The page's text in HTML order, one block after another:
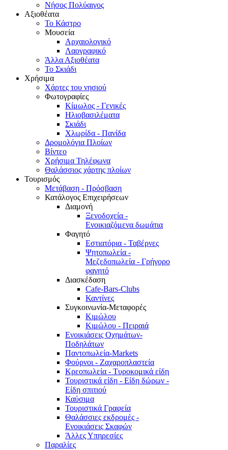
Νήσος Πολύαιγος
Αξιοθέατα
Το Κάστρο
Μουσεία
Αρχαιολογικό
Λαογραφικό
Άλλα Αξιοθέατα
Το Σκιάδι
Χρήσιμα
Χάρτες του νησιού
Φωτογραφίες
Κίμωλος - Γενικές
Ηλιοβασιλέματα
Σκιάδι
Χλωρίδα - Πανίδα
Δρομολόγια Πλοίων
Βίντεο
Χρήσιμα Τηλέφωνα
Θαλάσσιος χάρτης πλοίων
Τουρισμός
Μετάβαση - Πρόσβαση
Κατάλογος Επιχειρήσεων
Διαμονή
Ξενοδοχεία -
Ενοικιαζόμενα δωμάτια
Φαγητό
Εστιατόρια - Ταβέρνες
Ψητοπωλεία -
Μεζεδοπωλεία - Γρήγορο
φαγητό
Διασκέδαση
Cafe-Bars-Clubs
Καντίνες
Συγκοινωνία-Μεταφορές
Κιμώλου
Κιμώλου - Πειραιά
Ενοικιάσεις Οχημάτων-
Ποδηλάτων
Παντοπωλεία-Markets
Φούρνοι - Ζαχαροπλαστεία
Κρεοπωλεία - Τυροκομικά είδη
Τουριστικά είδη - Είδη δώρων -
Είδη σπιτιού
Καύσιμα
Τουριστικά Γραφεία
Θαλάσσιες εκδρομές -
Ενοικιάσεις Σκαφών
Άλλες Υπηρεσίες
Παραλίες